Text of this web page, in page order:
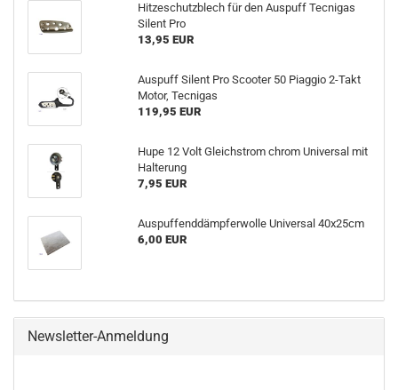
Hitzeschutzblech für den Auspuff Tecnigas
Silent Pro
13,95 EUR
Auspuff Silent Pro Scooter 50 Piaggio 2-Takt
Motor, Tecnigas
119,95 EUR
Hupe 12 Volt Gleichstrom chrom Universal mit
Halterung
7,95 EUR
Auspuffenddämpferwolle Universal 40x25cm
6,00 EUR
Newsletter-Anmeldung